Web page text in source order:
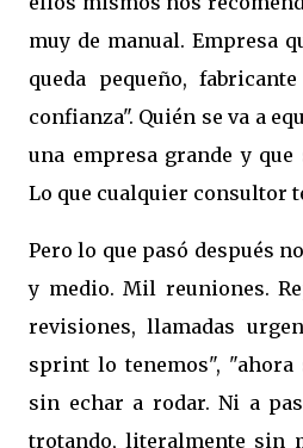
muy de manual. Empresa
queda pequeño,
confianza". Quién se va a
una empresa grande y que
Lo que cualquier consultor
Pero lo que pasó después
y medio. Mil reuniones.
revisiones, llamadas
sprint lo tenemos", "ahora
sin echar a rodar. Ni a
trotando, literalmente sin